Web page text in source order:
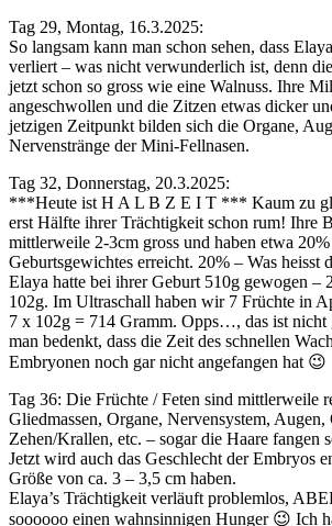
Tag 29, Montag, 16.3.2025:
So langsam kann man schon sehen, dass
verliert – was nicht verwunderlich ist, denn
jetzt schon so gross wie eine Walnuss. Ihre
angeschwollen und die Zitzen etwas dicker
jetzigen Zeitpunkt bilden sich die Organe,
Nervenstränge der Mini-Fellnasen.
Tag 32, Donnerstag, 20.3.2025:
***Heute ist H A L B Z E I T *** Kaum zu
erst Hälfte ihrer Trächtigkeit schon rum! Ihre
mittlerweile 2-3cm gross und haben etwa
Geburtsgewichtes erreicht. 20% – Was heisst
Elaya hatte bei ihrer Geburt 510g gewogen –
102g. Im Ultraschall haben wir 7 Früchte in
7 x 102g = 714 Gramm. Opps…, das ist nicht
man bedenkt, dass die Zeit des schnellen
Embryonen noch gar nicht angefangen hat 😉
Tag 36: Die Früchte / Feten sind mittlerweile
Gliedmassen, Organe, Nervensystem, Augen,
Zehen/Krallen, etc. – sogar die Haare fangen
Jetzt wird auch das Geschlecht der Embryos
Größe von ca. 3 – 3,5 cm haben.
Elaya’s Trächtigkeit verläuft problemlos,
soooooo einen wahnsinnigen Hunger 😉 Ich